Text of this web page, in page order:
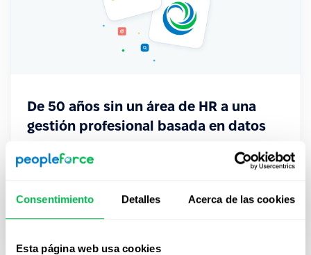
Consentimiento Detalles Acerca de las cookies
Esta página web usa cookies
De 50 años sin un área de HR a una
gestión profesional basada en datos
transformó su gestión de Capital Humano con
sistema centralizado que impulsa decisiones
estratégicas.